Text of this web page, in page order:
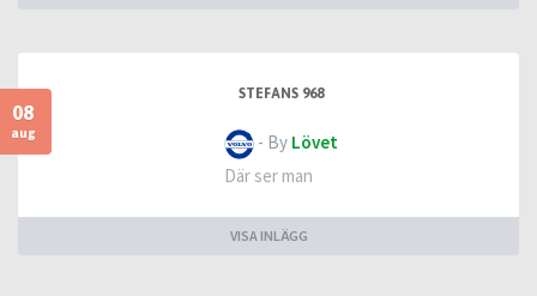
08
aug
STEFANS 968
- By Lövet
Där ser man
VISA INLÄGG